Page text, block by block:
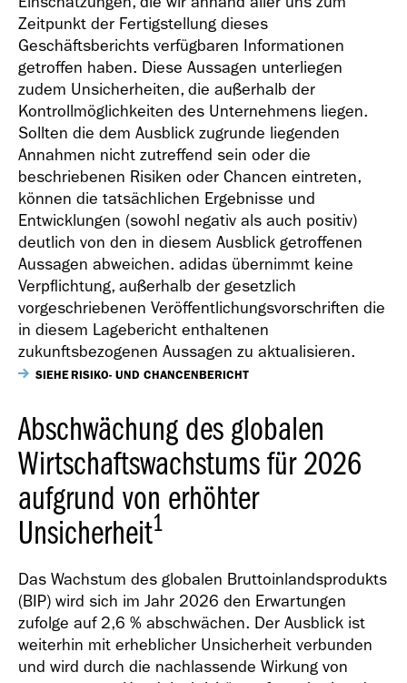
2019
Geschäfts­bericht
2018
Geschäfts­bericht
2017
Zeitpunkt der Fertigstellung dieses
Geschäftsberichts verfügbaren Informationen
getroffen haben. Diese Aussagen unterliegen
zudem Unsicherheiten, die außerhalb der
Kontrollmöglichkeiten des Unternehmens liegen.
Sollten die dem Ausblick zugrunde liegenden
Annahmen nicht zutreffend sein oder die
beschriebenen Risiken oder Chancen eintreten,
können die tatsächlichen Ergebnisse und
Entwicklungen (sowohl negativ als auch positiv)
deutlich von den in diesem Ausblick getroffenen
Aussagen abweichen. adidas übernimmt keine
Verpflichtung, außerhalb der gesetzlich
vorgeschriebenen Veröffentlichungsvorschriften die
in diesem Lagebericht enthaltenen
zukunftsbezogenen Aussagen zu aktualisieren.
SIEHE RISIKO- UND CHANCENBERICHT
Abschwächung des globalen
Wirtschaftswachstums für 2026
aufgrund von erhöhter
Unsicherheit1
Das Wachstum des globalen Bruttoinlandsprodukts
(BIP) wird sich im Jahr 2026 den Erwartungen
zufolge auf 2,6 % abschwächen. Der Ausblick ist
weiterhin mit erheblicher Unsicherheit verbunden
und wird durch die nachlassende Wirkung von